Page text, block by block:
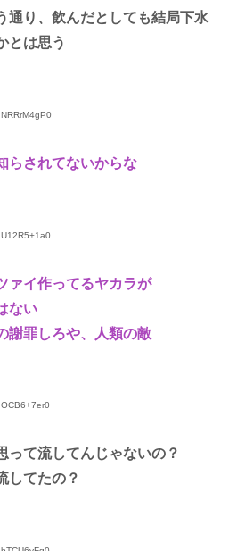
通り、飲んだとしても結局下水
とは思う
らされてないからな
ァイ作ってるヤカラが
ない
謝罪しろや、人類の敵
って流してんじゃないの？
してたの？